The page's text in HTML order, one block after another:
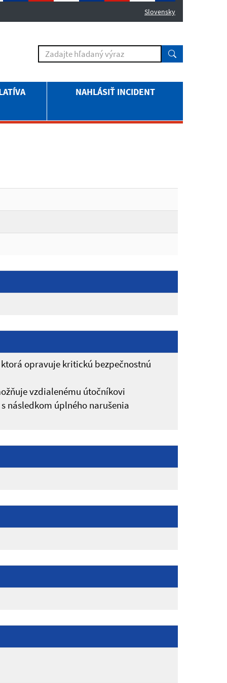
Slovensky
NAHLÁSIŤ INCIDENT
opravuje kritickú bezpečnostnú
vzdialenému útočníkovi
následkom úplného narušenia